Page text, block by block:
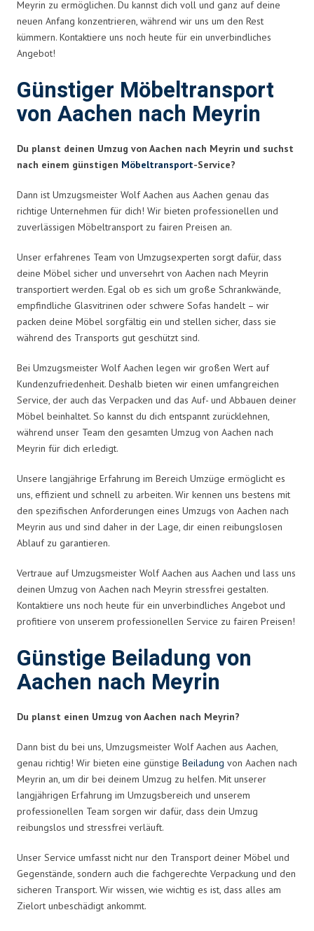
Meyrin zu ermöglichen. Du kannst dich voll und ganz auf deine
neuen Anfang konzentrieren, während wir uns um den Rest
kümmern. Kontaktiere uns noch heute für ein unverbindliches
Angebot!
Günstiger Möbeltransport
von Aachen nach Meyrin
Du planst deinen Umzug von Aachen nach Meyrin und suchst
nach einem günstigen Möbeltransport-Service?
Dann ist Umzugsmeister Wolf Aachen aus Aachen genau das
richtige Unternehmen für dich! Wir bieten professionellen und
zuverlässigen Möbeltransport zu fairen Preisen an.
Unser erfahrenes Team von Umzugsexperten sorgt dafür, dass
deine Möbel sicher und unversehrt von Aachen nach Meyrin
transportiert werden. Egal ob es sich um große Schrankwände,
empfindliche Glasvitrinen oder schwere Sofas handelt – wir
packen deine Möbel sorgfältig ein und stellen sicher, dass sie
während des Transports gut geschützt sind.
Bei Umzugsmeister Wolf Aachen legen wir großen Wert auf
Kundenzufriedenheit. Deshalb bieten wir einen umfangreichen
Service, der auch das Verpacken und das Auf- und Abbauen deiner
Möbel beinhaltet. So kannst du dich entspannt zurücklehnen,
während unser Team den gesamten Umzug von Aachen nach
Meyrin für dich erledigt.
Unsere langjährige Erfahrung im Bereich Umzüge ermöglicht es
uns, effizient und schnell zu arbeiten. Wir kennen uns bestens mit
den spezifischen Anforderungen eines Umzugs von Aachen nach
Meyrin aus und sind daher in der Lage, dir einen reibungslosen
Ablauf zu garantieren.
Vertraue auf Umzugsmeister Wolf Aachen aus Aachen und lass uns
deinen Umzug von Aachen nach Meyrin stressfrei gestalten.
Kontaktiere uns noch heute für ein unverbindliches Angebot und
profitiere von unserem professionellen Service zu fairen Preisen!
Günstige Beiladung von
Aachen nach Meyrin
Du planst einen Umzug von Aachen nach Meyrin?
Dann bist du bei uns, Umzugsmeister Wolf Aachen aus Aachen,
genau richtig! Wir bieten eine günstige Beiladung von Aachen nach
Meyrin an, um dir bei deinem Umzug zu helfen. Mit unserer
langjährigen Erfahrung im Umzugsbereich und unserem
professionellen Team sorgen wir dafür, dass dein Umzug
reibungslos und stressfrei verläuft.
Unser Service umfasst nicht nur den Transport deiner Möbel und
Gegenstände, sondern auch die fachgerechte Verpackung und den
sicheren Transport. Wir wissen, wie wichtig es ist, dass alles am
Zielort unbeschädigt ankommt.